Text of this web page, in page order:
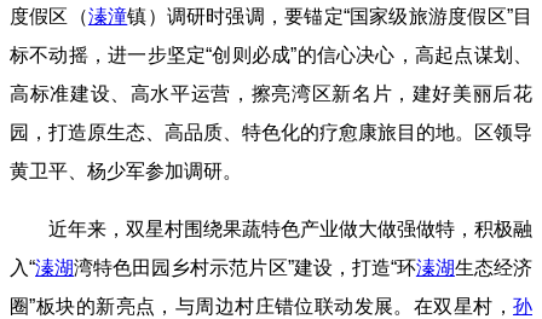
度假区（溱潼镇）调研时强调，要锚定“国家级旅游度假区”目
标不动摇，进一步坚定“创则必成”的信心决心，高起点谋划、
高标准建设、高水平运营，擦亮湾区新名片，建好美丽后花
园，打造原生态、高品质、特色化的疗愈康旅目的地。区领导
黄卫平、杨少军参加调研。
近年来，双星村围绕果蔬特色产业做大做强做特，积极融
入“溱湖湾特色田园乡村示范片区”建设，打造“环溱湖生态经济
圈”板块的新亮点，与周边村庄错位联动发展。在双星村， 孙